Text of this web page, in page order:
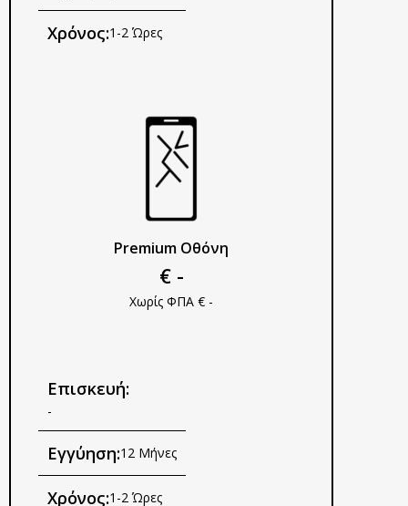
Χρόνος:1-2 Ώρες
Premium Οθόνη
€ -
Χωρίς ΦΠΑ € -
Επισκευή:
-
Εγγύηση:12 Μήνες
Χρόνος:1-2 Ώρες